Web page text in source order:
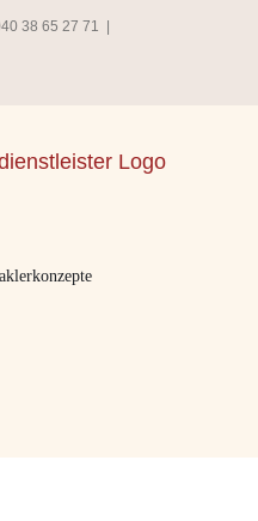
38 65 27 71